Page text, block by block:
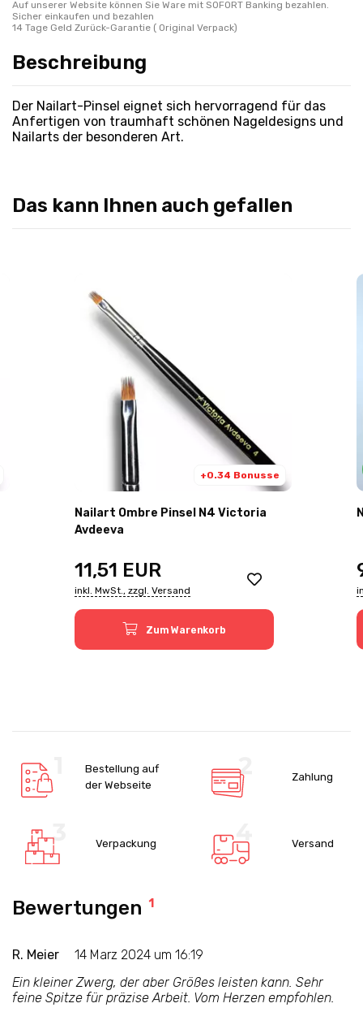
Auf unserer Website können Sie Ware mit SOFORT Banking bezahlen.
Sicher einkaufen und bezahlen
14 Tage Geld Zurück-Garantie ( Original Verpack)
Beschreibung
Der Nailart-Pinsel eignet sich hervorragend für das
Anfertigen von traumhaft schönen Nageldesigns und
Nailarts der besonderen Art.
Das kann Ihnen auch gefallen
+0.34 Bonusse
Nailart Ombre Pinsel N4 Victoria
Avdeeva
11,51EUR
inkl. MwSt., zzgl. Versand
Zum Warenkorb
Bestellung auf
der Webseite
Zahlung
Verpackung Versand
Bewertungen 1
R. Meier
14 Marz 2024 um 16:19
Ein kleiner Zwerg, der aber Größes leisten kann. Sehr
feine Spitze für präzise Arbeit. Vom Herzen empfohlen.